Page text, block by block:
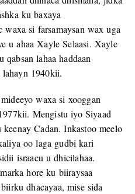
ku baxaya
waxa si farsamaysan wax uga
u ahaa Xayle Selaasi. Xayle
qabsan lahaa haddaan
1940kii.
waxa si xooggan
Mengistu iyo Siyaad
Cadan. Inkastoo meelo
oo laga gudbi kari
israacu u dhicilahaa.
hore ku biiraysaa
dhacayaa, mise sida